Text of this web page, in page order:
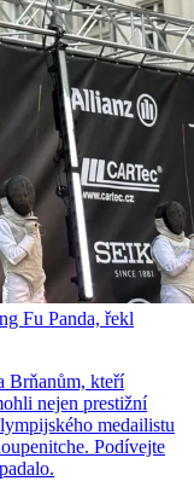
Fu Panda, řekl
Brňanům, kteří
nejen prestižní
medailistu
Podívejte